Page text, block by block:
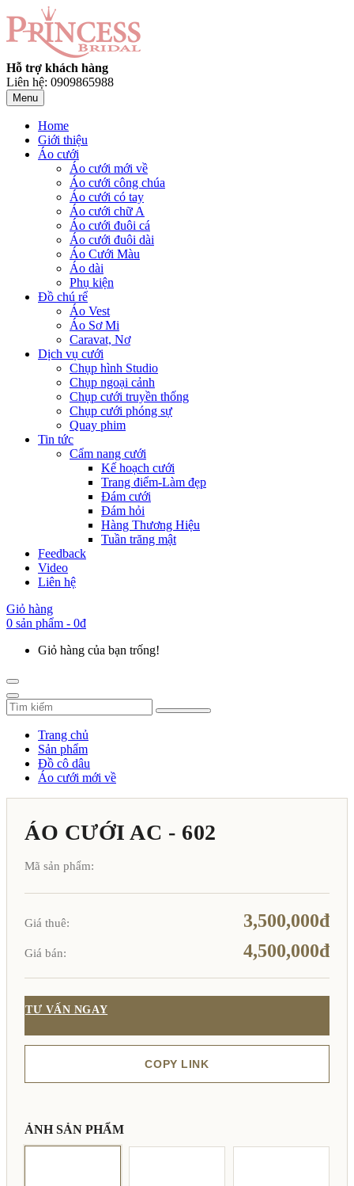
Hỗ trợ khách hàng
Liên hệ: 0909865988
Menu
Home
Giới thiệu
Áo cưới
Áo cưới mới về
Áo cưới công chúa
Áo cưới có tay
Áo cưới chữ A
Áo cưới đuôi cá
Áo cưới đuôi dài
Áo Cưới Màu
Áo dài
Phụ kiện
Đồ chú rể
Áo Vest
Áo Sơ Mi
Caravat, Nơ
Dịch vụ cưới
Chụp hình Studio
Chụp ngoại cảnh
Chụp cưới truyền thống
Chụp cưới phóng sự
Quay phim
Tin tức
Cẩm nang cưới
Kế hoạch cưới
Trang điểm-Làm đẹp
Đám cưới
Đám hỏi
Hàng Thương Hiệu
Tuần trăng mật
Feedback
Video
Liên hệ
Giỏ hàng
0 sản phẩm - 0đ
Giỏ hàng của bạn trống!
Trang chủ
Sản phẩm
Đồ cô dâu
Áo cưới mới về
ÁO CƯỚI AC - 602
Mã sản phẩm:
Giá thuê: 3,500,000đ
Giá bán: 4,500,000đ
TƯ VẤN NGAY
COPY LINK
ẢNH SẢN PHẨM